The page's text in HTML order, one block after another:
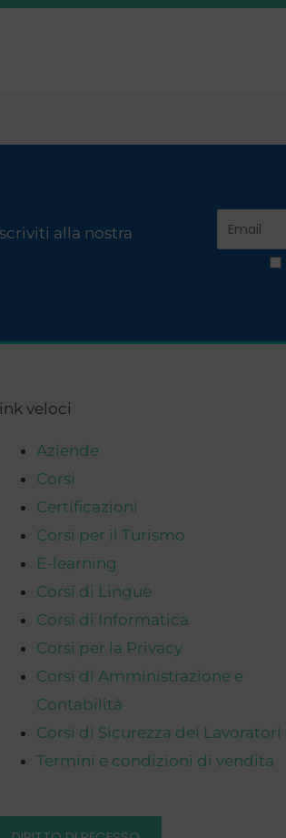
alla nostra
veloci
Aziende
Corsi
Certificazioni
Corsi per il Turismo
E-learning
Corsi di Lingue
Corsi di Informatica
Corsi per la Privacy
Corsi di Amministrazione e
Contabilità
Corsi di Sicurezza dei Lavoratori
Termini e condizioni di vendita